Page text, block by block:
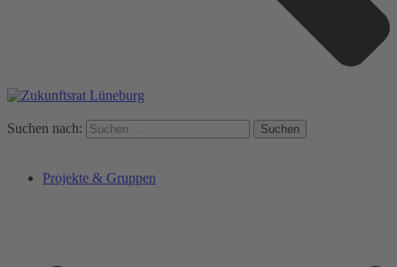
Suchen nach:
Projekte & Gruppen